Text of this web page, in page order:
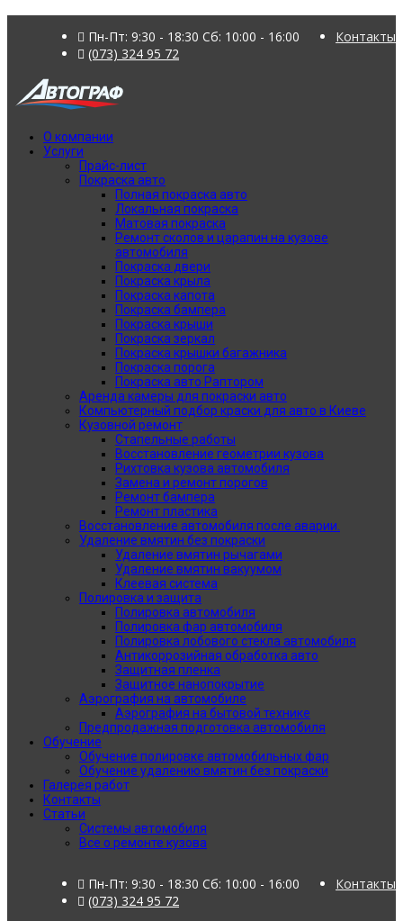
Контакты
Пн-Пт: 9:30 - 18:30 Сб: 10:00 - 16:00
(073) 324 95 72
О компании
Услуги
Прайс-лист
Покраска авто
Полная покраска авто
Локальная покраска
Матовая покраска
Ремонт сколов и царапин на кузове
автомобиля
Покраска двери
Покраска крыла
Покраска капота
Покраска бампера
Покраска крыши
Покраска зеркал
Покраска крышки багажника
Покраска порога
Покраска авто Раптором
Аренда камеры для покраски авто
Компьютерный подбор краски для авто в Киеве
Кузовной ремонт
Стапельные работы
Восстановление геометрии кузова
Рихтовка кузова автомобиля
Замена и ремонт порогов
Ремонт бампера
Ремонт пластика
Восстановление автомобиля после аварии.
Удаление вмятин без покраски
Удаление вмятин рычагами
Удаление вмятин вакуумом
Клеевая система
Полировка и защита
Полировка автомобиля
Полировка фар автомобиля
Полировка лобового стекла автомобиля
Антикоррозийная обработка авто
Защитная пленка
Защитное нанопокрытие
Аэрография на автомобиле
Аэрография на бытовой технике
Предпродажная подготовка автомобиля
Обучение
Обучение полировке автомобильных фар
Обучение удалению вмятин без покраски
Галерея работ
Контакты
Статьи
Системы автомобиля
Все о ремонте кузова
Контакты
Пн-Пт: 9:30 - 18:30 Сб: 10:00 - 16:00
(073) 324 95 72